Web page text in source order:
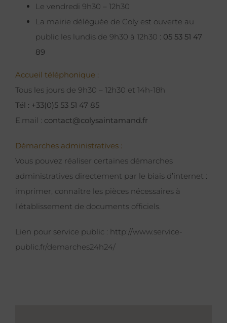
Le vendredi 9h30 – 12h30
La mairie déléguée de Coly est ouverte au
public les lundis de 9h30 à 12h30 : 05 53 51 47
89
Accueil téléphonique :
Tous les jours de 9h30 – 12h30 et 14h-18h
Tél : +33(0)5 53 51 47 85
E.mail : contact@colysaintamand.fr
Démarches administratives :
Vous pouvez réaliser certaines démarches
administratives directement par le biais d’internet :
imprimer, connaître les pièces nécessaires à
l’établissement de documents officiels.
Lien pour service public : http://www.service-
public.fr/demarches24h24/